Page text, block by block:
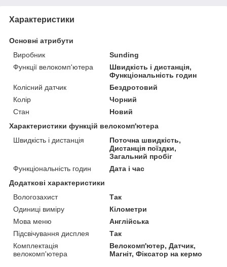
Характеристики
Основні атрибути
Виробник
Sunding
Функції велокомп'ютера
Швидкість і дистанція,
Функціональність годин
Колісний датчик
Бездротовий
Колір
Чорний
Стан
Новий
Характеристики функцій велокомп'ютера
Швидкість і дистанція
Поточна швидкість,
Дистанція поїздки,
Загальний пробіг
Функціональність годин
Дата і час
Додаткові характеристики
Вологозахист
Так
Одиниці виміру
Кілометри
Мова меню
Англійська
Підсвічування дисплея
Так
Комплектація
велокомп'ютера
Велокомп'ютер, Датчик,
Магніт, Фіксатор на кермо